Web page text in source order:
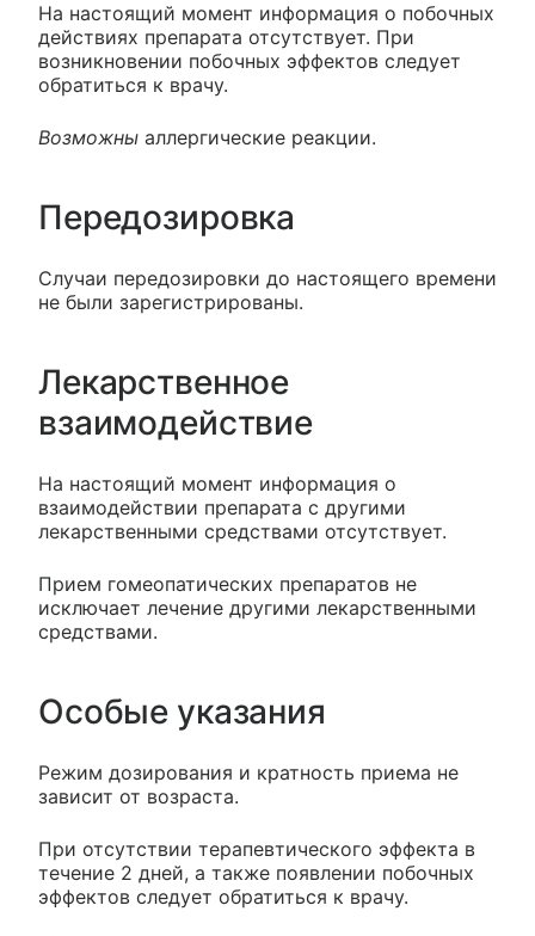
На настоящий момент информация о побочных
действиях препарата отсутствует. При
возникновении побочных эффектов следует
обратиться к врачу.
Возможны аллергические реакции.
Передозировка
Случаи передозировки до настоящего времени
не были зарегистрированы.
Лекарственное
взаимодействие
На настоящий момент информация о
взаимодействии препарата с другими
лекарственными средствами отсутствует.
Прием гомеопатических препаратов не
исключает лечение другими лекарственными
средствами.
Особые указания
Режим дозирования и кратность приема не
зависит от возраста.
При отсутствии терапевтического эффекта в
течение 2 дней, а также появлении побочных
эффектов следует обратиться к врачу.